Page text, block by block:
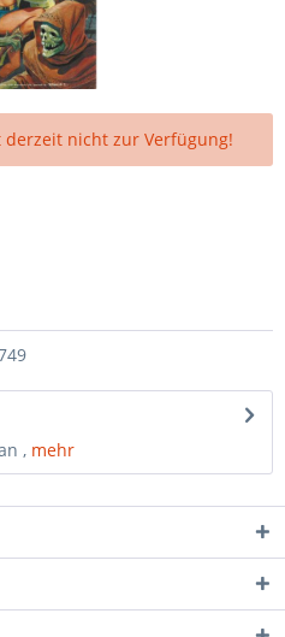
derzeit nicht zur Verfügung!
, mehr